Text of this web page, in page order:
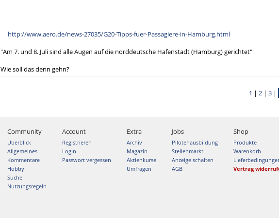
http://www.aero.de/news-27035/G20-Tipps-fuer-Passagiere-in-Hamburg.html
"Am 7. und 8. Juli sind alle Augen auf die norddeutsche Hafenstadt (Hamburg) gerichtet"
Wie soll das denn gehn?
1 | 2 | 3 |
Community
Überblick
Allgemeines
Kommentare
Hobby
Suche
Nutzungsregeln
Account
Registrieren
Login
Passwort vergessen
Extra
Archiv
Magazin
Aktienkurse
Umfragen
Jobs
Pilotenausbildung
Stellenmarkt
Anzeige schalten
AGB
Shop
Produkte
Warenkorb
Vertrag